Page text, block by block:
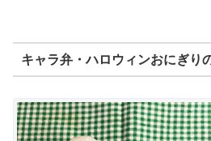
キャラ弁・ハロウィンおにぎり